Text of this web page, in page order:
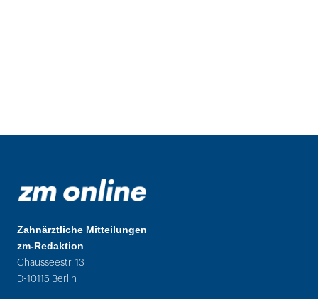
Zahnärztliche Mitteilungen
zm-Redaktion
Chausseestr. 13
D-10115 Berlin